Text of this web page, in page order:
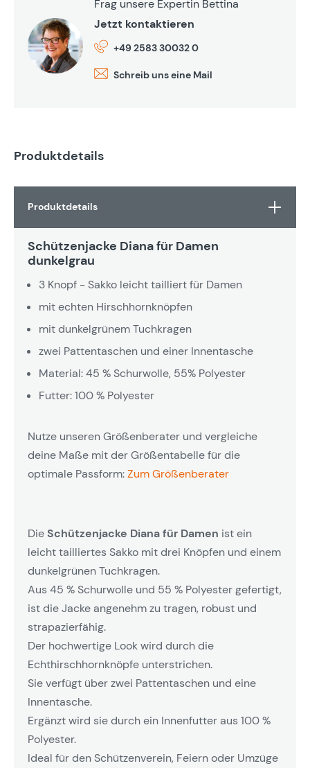
Frag unsere Expertin Bettina
Jetzt kontaktieren
+49 2583 30032 0
Schreib uns eine Mail
Produktdetails
Produktdetails
Schützenjacke Diana für Damen
dunkelgrau
3 Knopf - Sakko leicht tailliert für Damen
mit echten Hirschhornknöpfen
mit dunkelgrünem Tuchkragen
zwei Pattentaschen und einer Innentasche
Material: 45 % Schurwolle, 55% Polyester
Futter: 100 % Polyester
Nutze unseren Größenberater und vergleiche
deine Maße mit der Größentabelle für die
optimale Passform:Zum Größenberater
Die Schützenjacke Diana für Damen ist ein
leicht tailliertes Sakko mit drei Knöpfen und einem
dunkelgrünen Tuchkragen.
Aus 45 % Schurwolle und 55 % Polyester gefertigt,
ist die Jacke angenehm zu tragen, robust und
strapazierfähig.
Der hochwertige Look wird durch die
Echthirschhornknöpfe unterstrichen.
Sie verfügt über zwei Pattentaschen und eine
Innentasche.
Ergänzt wird sie durch ein Innenfutter aus 100 %
Polyester.
Ideal für den Schützenverein, Feiern oder Umzüge